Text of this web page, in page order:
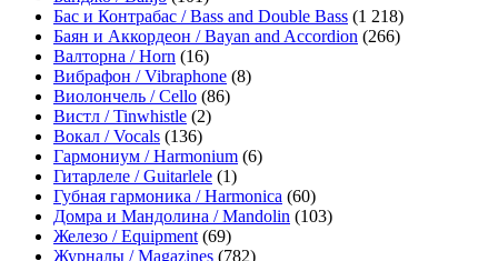
Бас и Контрабас / Bass and Double Bass (1 218)
Баян и Аккордеон / Bayan and Accordion (266)
Валторна / Horn (16)
Вибрафон / Vibraphone (8)
Виолончель / Cello (86)
Вистл / Tinwhistle (2)
Вокал / Vocals (136)
Гармониум / Harmonium (6)
Гитарлеле / Guitarlele (1)
Губная гармоника / Harmonica (60)
Домра и Мандолина / Mandolin (103)
Железо / Equipment (69)
Журналы / Magazines (782)